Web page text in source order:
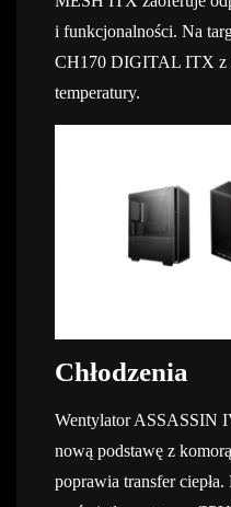
i funkcjonalności. Na
CH170 DIGITAL ITX z
temperatury.
Chłodzenia
Wentylator ASSASSIN
nową podstawę z
poprawia transfer